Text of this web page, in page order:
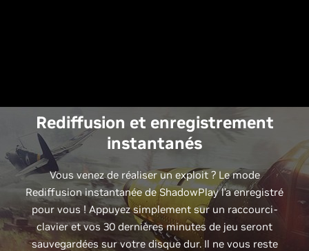
Rediffusion et enregistrement
instantanés
Vous venez de réaliser un exploit ? Le mode
Rediffusion instantanée de ShadowPlay l’a enregistré
pour vous ! Appuyez simplement sur un raccourci-
clavier et vos 30 dernières minutes de jeu seront
sauvegardées sur votre disque dur. Il ne vous reste